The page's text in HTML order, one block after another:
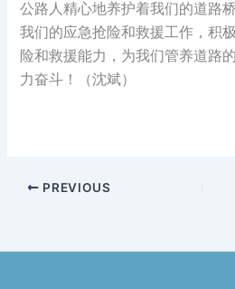
公路人精心地养护着我们的道路
我们的应急抢险和救援工作，积
险和救援能力，为我们管养道路
力奋斗！（沈斌）
PREVIOUS